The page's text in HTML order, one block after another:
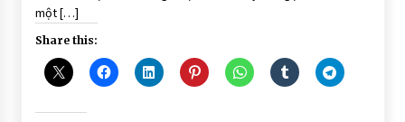
một […]
Share this: